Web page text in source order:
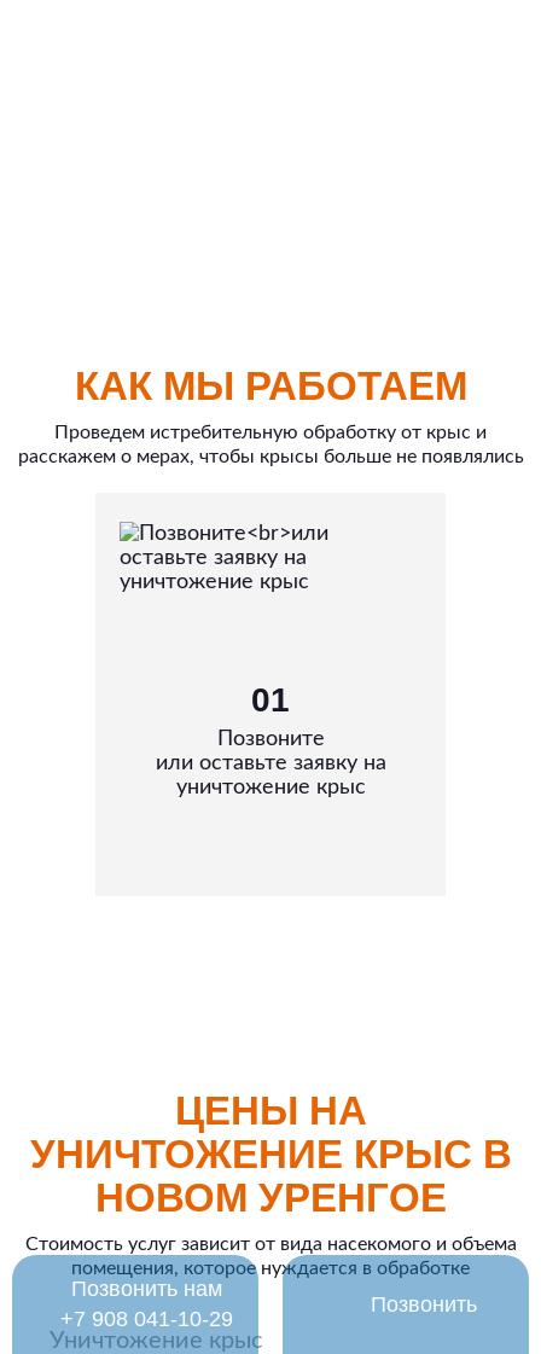
Позвонить нам
‪+7 908 041-10-29
Позвонить
КАК МЫ РАБОТАЕМ
Проведем истребительную обработку от крыс и
расскажем о мерах, чтобы крысы больше не появлялись
01
Позвоните
или оставьте заявку на
уничтожение крыс
ЦЕНЫ НА
УНИЧТОЖЕНИЕ КРЫС В
НОВОМ УРЕНГОЕ
Стоимость услуг зависит от вида насекомого и объема
помещения, которое нуждается в обработке
Уничтожение крыс